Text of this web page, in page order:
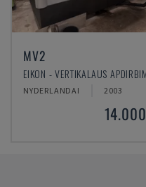
MV2
NYDERLANDAI 2003